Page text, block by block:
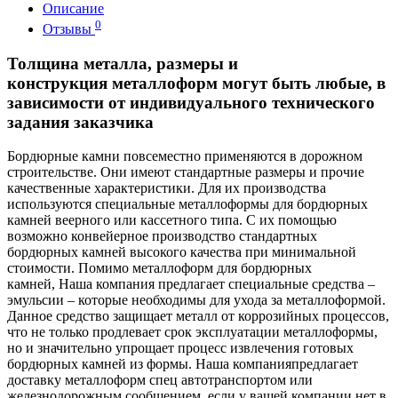
Описание
Отзывы 0
Толщина металла, размеры и
конструкция металлоформ могут быть любые, в
зависимости от индивидуального технического
задания заказчика
Бордюрные камни повсеместно применяются в дорожном
строительстве. Они имеют стандартные размеры и прочие
качественные характеристики. Для их производства
используются специальные металлоформы для бордюрных
камней веерного или кассетного типа. С их помощью
возможно конвейерное производство стандартных
бордюрных камней высокого качества при минимальной
стоимости. Помимо металлоформ для бордюрных
камней, Наша компания предлагает специальные средства –
эмульсии – которые необходимы для ухода за металлоформой.
Данное средство защищает металл от коррозийных процессов,
что не только продлевает срок эксплуатации металлоформы,
но и значительно упрощает процесс извлечения готовых
бордюрных камней из формы. Наша компанияпредлагает
доставку металлоформ спец автотранспортом или